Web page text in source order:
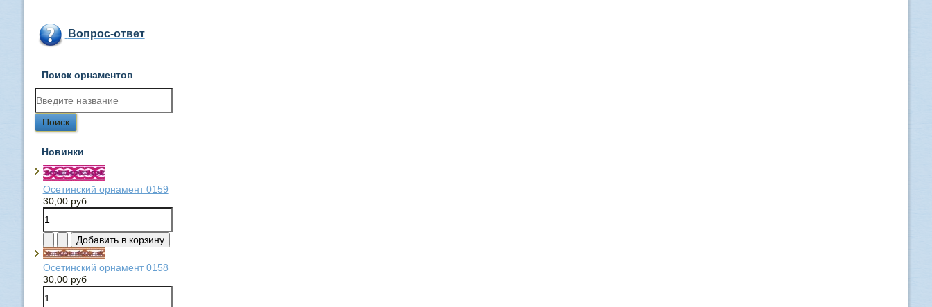
Вопрос-ответ
Поиск орнаментов
Новинки
Осетинский орнамент 0159
30,00 руб
Осетинский орнамент 0158
30,00 руб